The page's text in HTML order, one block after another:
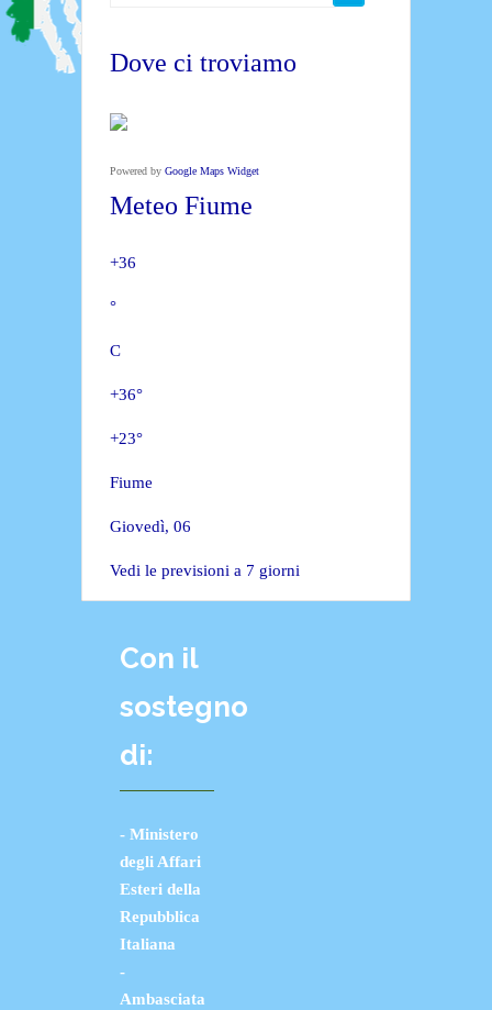
Dove ci troviamo
Powered by Google Maps Widget
Meteo Fiume
+36
°
C
+36°
+23°
Fiume
Giovedì, 06
Vedi le previsioni a 7 giorni
Con il
sostegno
di:
- Ministero
degli Affari
Esteri della
Repubblica
Italiana
-
Ambasciata